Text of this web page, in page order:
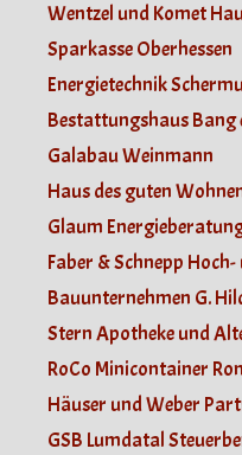
Wentzel und Komet
Sparkasse Oberhessen
Energietechnik
Bestattungshaus Bang
Galabau Weinmann
Haus des guten
Glaum
Faber & Schnepp
Bauunternehmen G.
Stern Apotheke und
RoCo Minicontainer
Häuser und Weber
GSB Lumdatal